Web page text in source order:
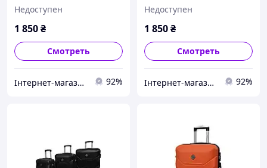
Недоступен
1 850₴
Смотреть
Інтернет-магазин "Для Вас" 92%
Недоступен
1 850₴
Смотреть
Інтернет-магазин "Для Вас" 92%